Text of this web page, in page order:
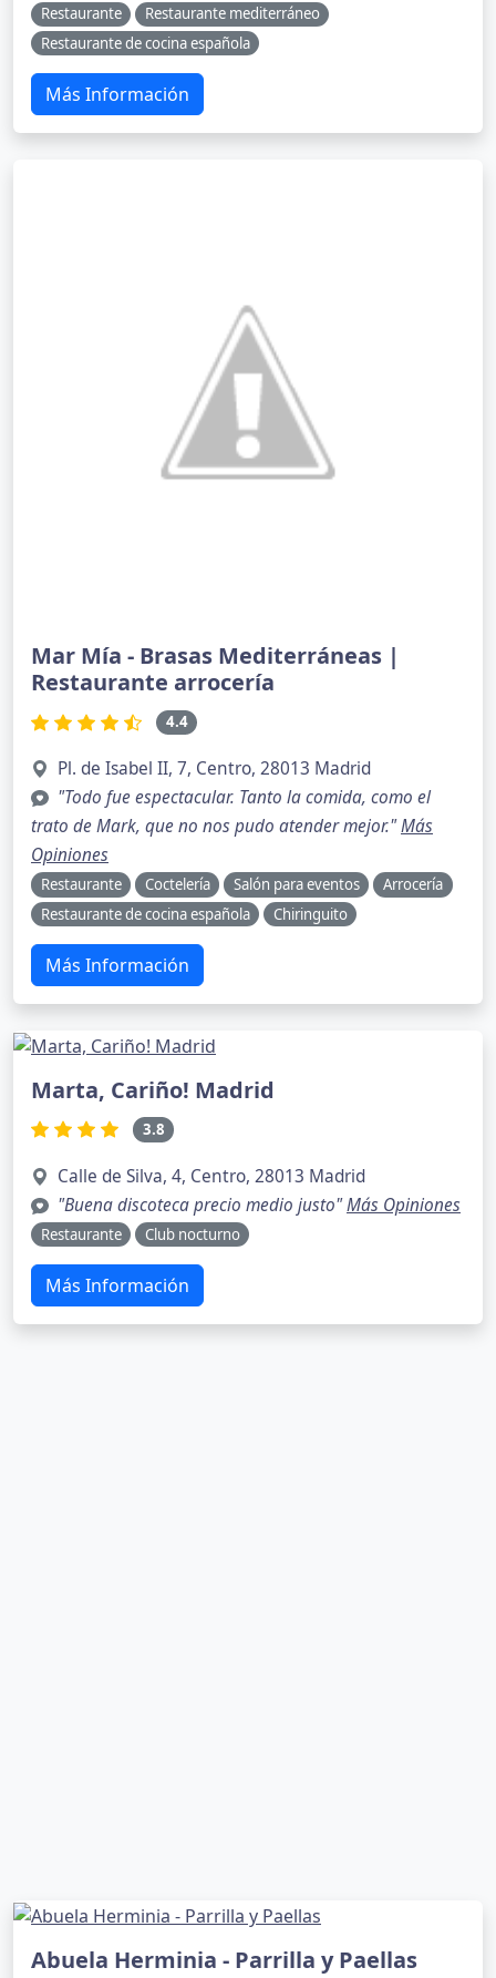
Restaurante
Restaurante mediterráneo
Restaurante de cocina española
Más Información
Mar Mía - Brasas Mediterráneas |
Restaurante arrocería
4.4
Pl. de Isabel II, 7, Centro, 28013 Madrid
"Todo fue espectacular. Tanto la comida, como el
trato de Mark, que no nos pudo atender mejor."Más
Opiniones
Restaurante Coctelería Salón para eventos
Arrocería
Restaurante de cocina española
Chiringuito
Más Información
Marta, Cariño! Madrid
3.8
Calle de Silva, 4, Centro, 28013 Madrid
"Buena discoteca precio medio justo"Más Opiniones
Restaurante Club nocturno
Más Información
Abuela Herminia - Parrilla y Paellas